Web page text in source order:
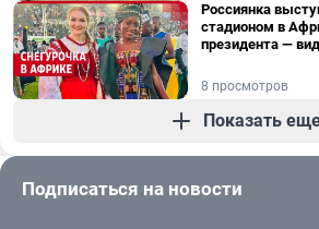
Россиянка
стадионом в
президента —
8 просмотров
Показать
Подписаться на новости